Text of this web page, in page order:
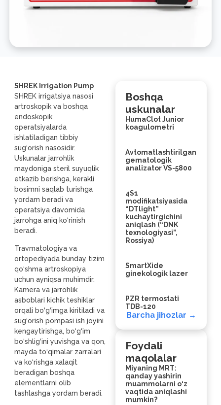
SHREK Irrigation Pump
SHREK irrigatsiya nasosi
artroskopik va boshqa
endoskopik
operatsiyalarda
ishlatiladigan tibbiy
sug‘orish nasosidir.
Uskunalar jarrohlik
maydoniga steril suyuqlik
etkazib berishga, kerakli
bosimni saqlab turishga
yordam beradi va
operatsiya davomida
jarrohga aniq ko‘rinish
beradi.
Travmatologiya va
ortopediyada bunday tizim
qo‘shma artroskopiya
uchun ayniqsa muhimdir.
Kamera va jarrohlik
asboblari kichik teshiklar
orqali bo‘g‘imga kiritiladi va
sug‘orish pompasi ish joyini
kengaytirishga, bo‘g‘im
bo‘shlig‘ini yuvishga va qon,
mayda to‘qimalar zarralari
va ko‘rishga xalaqit
beradigan boshqa
elementlarni olib
tashlashga yordam beradi.
Boshqa
uskunalar
HumaClot Junior
koagulometri
Avtomatlashtirilgan
gematologik
analizator VS-5800
4S1
modifikatsiyasida
“DTlight”
kuchaytirgichini
aniqlash (“DNK
texnologiyasi”,
Rossiya)
SmartXide
ginekologik lazer
PZR termostati
TDB-120
Barcha jihozlar →
Foydali
maqolalar
Miyaning MRT:
qanday yashirin
muammolarni o‘z
vaqtida aniqlashi
mumkin?